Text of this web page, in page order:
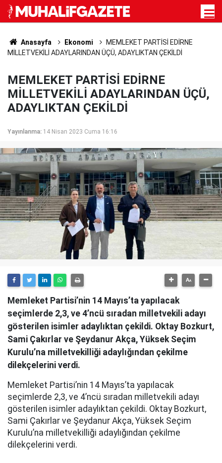
Anasayfa Ekonomi
MEMLEKET PARTİSİ EDİRNE
MİLLETVEKİLİ ADAYLARINDAN ÜÇÜ, ADAYLIKTAN ÇEKİLDİ
MEMLEKET PARTİSİ EDİRNE
MİLLETVEKİLİ ADAYLARINDAN ÜÇÜ,
ADAYLIKTAN ÇEKİLDİ
Yayınlanma: 14 Nisan 2023 Cuma 16:16
Memleket Partisi’nin 14 Mayıs’ta yapılacak
seçimlerde 2,3, ve 4’ncü sıradan milletvekili adayı
gösterilen isimler adaylıktan çekildi. Oktay Bozkurt,
Sami Çakırlar ve Şeydanur Akça, Yüksek Seçim
Kurulu’na milletvekilliği adaylığından çekilme
dilekçelerini verdi.
Memleket Partisi’nin 14 Mayıs’ta yapılacak
seçimlerde 2,3, ve 4’ncü sıradan milletvekili adayı
gösterilen isimler adaylıktan çekildi. Oktay Bozkurt,
Sami Çakırlar ve Şeydanur Akça, Yüksek Seçim
Kurulu’na milletvekilliği adaylığından çekilme
dilekçelerini verdi.